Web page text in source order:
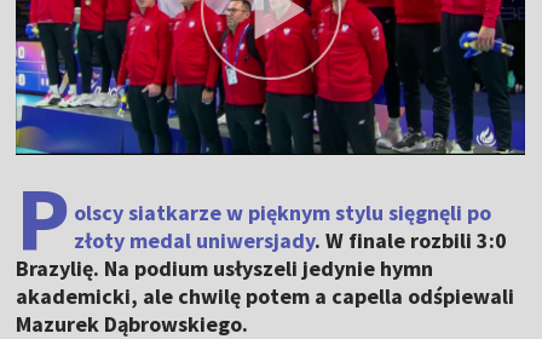
P olscy siatkarze w pięknym stylu sięgnęli po
złoty medal uniwersjady. W finale rozbili 3:0
Brazylię. Na podium usłyszeli jedynie hymn
akademicki, ale chwilę potem a capella odśpiewali
Mazurek Dąbrowskiego.